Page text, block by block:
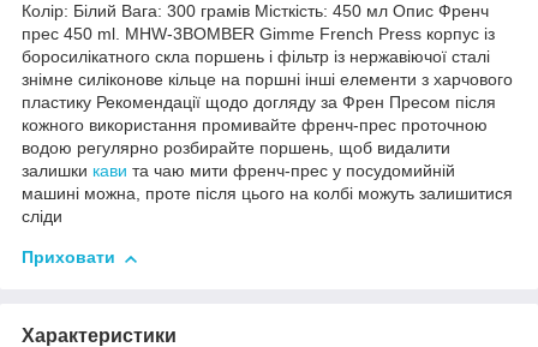
Колір: Білий Вага: 300 грамів Місткість: 450 мл Опис Френч
прес 450 ml. MHW-3BOMBER Gimme French Press корпус із
боросилікатного скла поршень і фільтр із нержавіючої сталі
знімне силіконове кільце на поршні інші елементи з харчового
пластику Рекомендації щодо догляду за Френ Пресом після
кожного використання промивайте френч-прес проточною
водою регулярно розбирайте поршень, щоб видалити
залишки кави та чаю мити френч-прес у посудомийній
машині можна, проте після цього на колбі можуть залишитися
сліди
Приховати
Характеристики